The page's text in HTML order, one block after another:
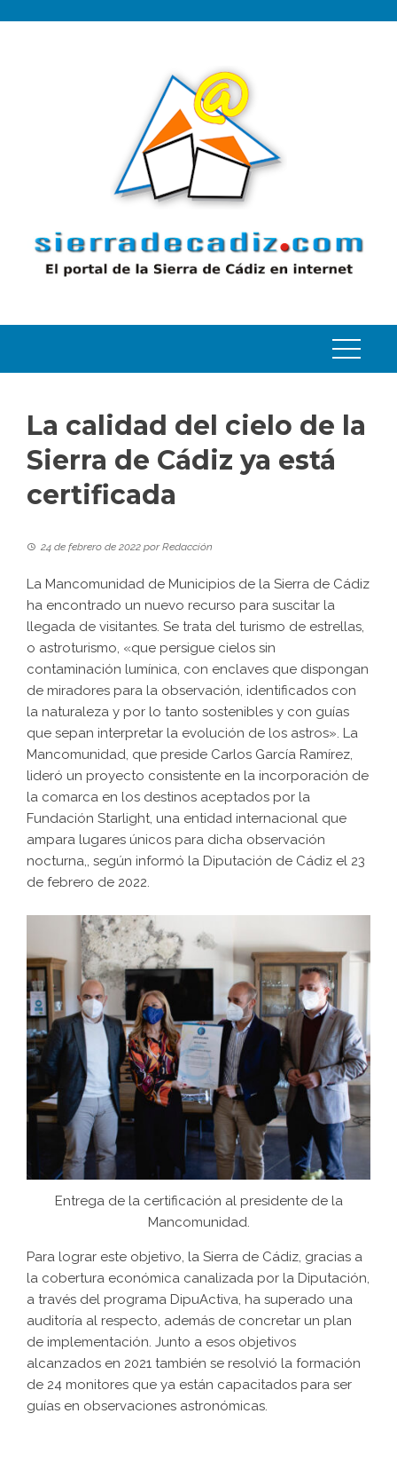
La calidad del cielo de la
Sierra de Cádiz ya está
certificada
24 de febrero de 2022 porRedacción
La Mancomunidad de Municipios de la Sierra de Cádiz
ha encontrado un nuevo recurso para suscitar la
llegada de visitantes. Se trata del turismo de estrellas,
o astroturismo, «que persigue cielos sin
contaminación lumínica, con enclaves que dispongan
de miradores para la observación, identificados con
la naturaleza y por lo tanto sostenibles y con guías
que sepan interpretar la evolución de los astros». La
Mancomunidad, que preside Carlos García Ramírez,
lideró un proyecto consistente en la incorporación de
la comarca en los destinos aceptados por la
Fundación Starlight, una entidad internacional que
ampara lugares únicos para dicha observación
nocturna,, según informó la Diputación de Cádiz el 23
de febrero de 2022.
Entrega de la certificación al presidente de la
Mancomunidad.
Para lograr este objetivo, la Sierra de Cádiz, gracias a
la cobertura económica canalizada por la Diputación,
a través del programa DipuActiva, ha superado una
auditoría al respecto, además de concretar un plan
de implementación. Junto a esos objetivos
alcanzados en 2021 también se resolvió la formación
de 24 monitores que ya están capacitados para ser
guías en observaciones astronómicas.